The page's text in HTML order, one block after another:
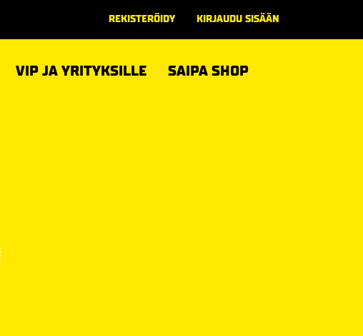
REKISTERÖIDY KIRJAUDU SISÄÄN
VIP JA YRITYKSILLE SAIPA SHOP